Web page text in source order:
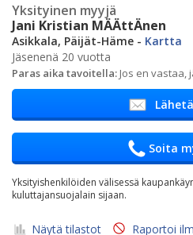
Yksityinen myyjä
Jani Kristian MÄÄttÄnen
Asikkala, Päijät-Häme - Kartta
Jäsenenä 20 vuotta
Paras aika tavoitella: Jos en vastaa,
Soita
Yksityishenkilöiden välisessä
kuluttajansuojalain sijaan.
Näytä tilastot Raportoi